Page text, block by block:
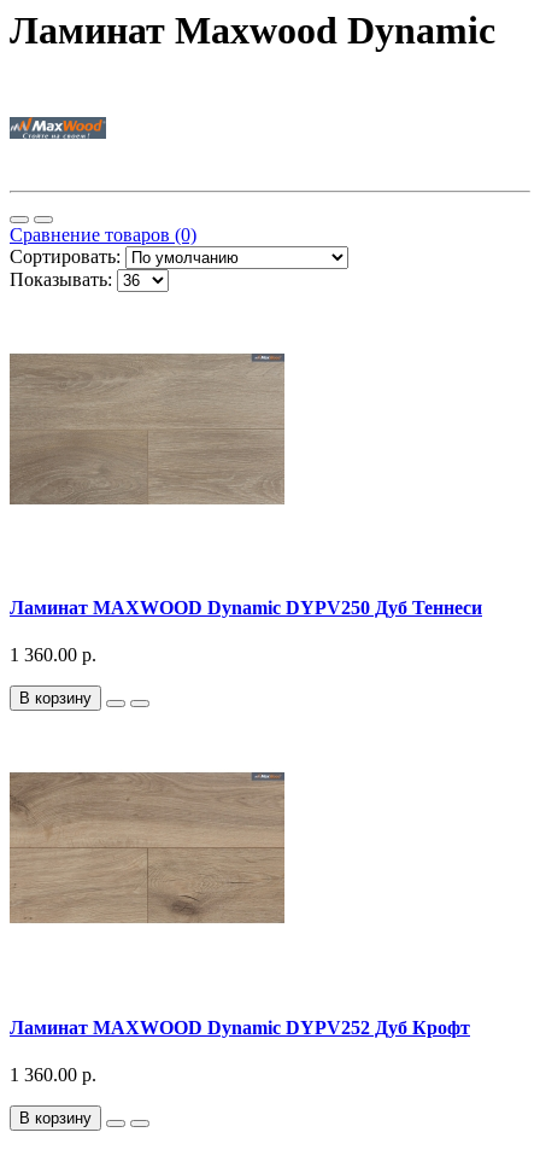
Ламинат Maxwood Dynamic
Сравнение товаров (0)
Сортировать:
Показывать:
Ламинат MAXWOOD Dynamic DYPV250 Дуб Теннеси
1 360.00 р.
В корзину
Ламинат MAXWOOD Dynamic DYPV252 Дуб Крофт
1 360.00 р.
В корзину